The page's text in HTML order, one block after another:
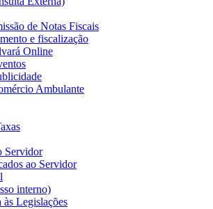
de Notas Fiscais
e fiscalização
Online
Ambulante
Servidor
ao Servidor
interno)
às Legislações